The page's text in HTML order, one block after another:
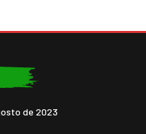
de 2023